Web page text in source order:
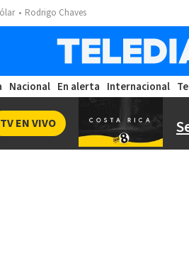
Rodrigo Chaves
Nacional En alerta Internacional
TV EN VIVO